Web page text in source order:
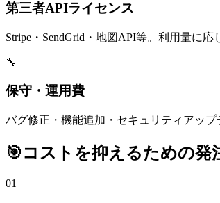
第三者APIライセンス
Stripe・SendGrid・地図API等。利用量に応
🔧
保守・運用費
バグ修正・機能追加・セキュリティアップ
🎯コストを抑えるための発
01